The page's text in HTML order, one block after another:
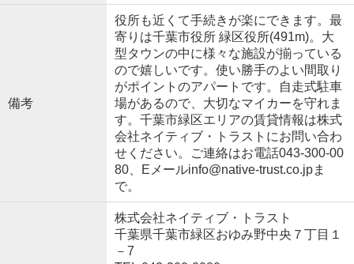
備考
役所も近くて手続きが楽にできます。最
寄りは千葉市役所 緑区役所(491m)。大
型タウンの中に様々な施設が揃っている
ので嬉しいです。使い勝手のよい間取り
がポイントのアパートです。自走式駐車
場があるので、大切なマイカーを守れま
す。千葉市緑区エリアの賃貸情報は株式
会社ネイティブ・トラストにお問い合わ
せください。ご連絡はお電話043-300-00
80、Eメールinfo@native-trust.co.jpま
で。
株式会社ネイティブ・トラスト
千葉県千葉市緑区おゆみ野中央７丁目１
－7